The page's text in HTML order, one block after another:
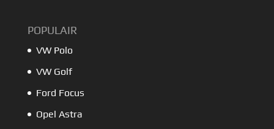
POPULAIR
VW Polo
VW Golf
Ford Focus
Opel Astra